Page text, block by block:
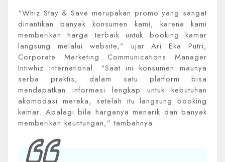
“Whiz Stay & Save merupakan promo yang sangat
dinantikan banyak konsumen kami, karena kami
memberikan harga terbaik untuk booking kamar
langsung melalui website,” ujar Ari Eka Putri,
Corporate Marketing Communications Manager
Intiwhiz International. “Saat ini konsumen maunya
serba praktis, dalam satu platform bisa
mendapatkan informasi lengkap untuk kebutuhan
akomodasi mereka, setelah itu langsung booking
kamar. Apalagi bila harganya menarik dan banyak
memberikan keuntungan,” tambahnya.